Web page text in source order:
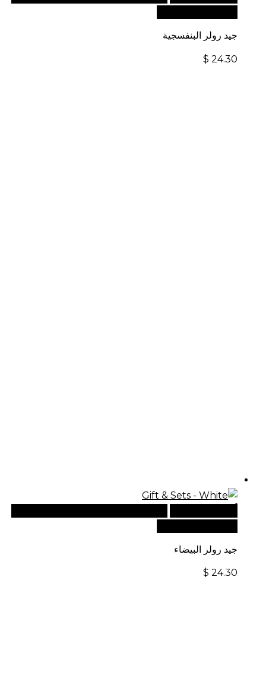
جيد رولر البنفسجية
$ 24.30
جيد رولر البيضاء
$ 24.30